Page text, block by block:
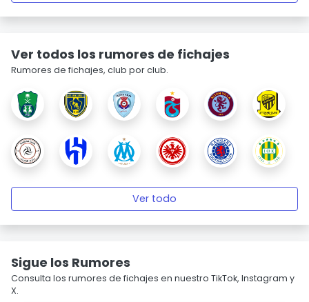
Ver todos los rumores de fichajes
Rumores de fichajes, club por club.
Ver todo
Sigue los Rumores
Consulta los rumores de fichajes en nuestro TikTok, Instagram y
X.